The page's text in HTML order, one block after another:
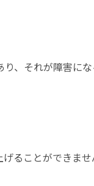
、それが障害にな
ることができませ